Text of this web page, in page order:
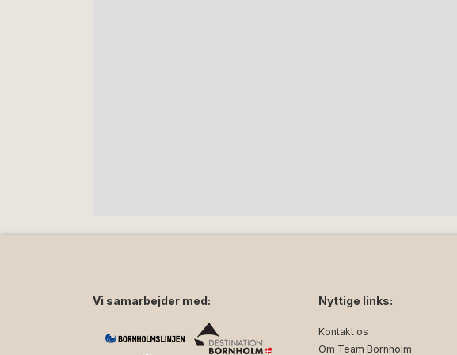
Vi samarbejder med: Nyttige links:
Kontakt os
Om Team Bornholm